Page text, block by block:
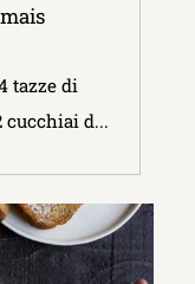
tazze di
cucchiai d...